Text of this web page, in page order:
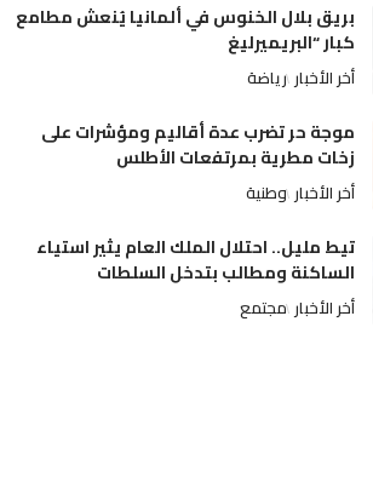
بريق بلال الخنوس في ألمانيا يُنعش مطامع
كبار “البريميرليغ
أخر الأخبار رياضة
موجة حر تضرب عدة أقاليم ومؤشرات على
زخات مطرية بمرتفعات الأطلس
أخر الأخبار وطنية
تيط مليل.. احتلال الملك العام يثير استياء
الساكنة ومطالب بتدخل السلطات
أخر الأخبار مجتمع